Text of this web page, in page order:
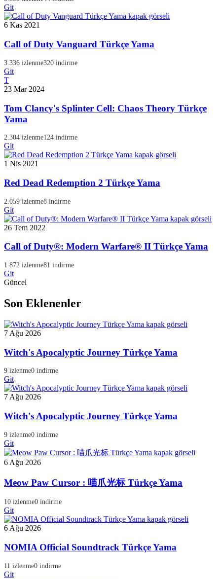
Git
6 Kas 2021
Call of Duty Vanguard Türkçe Yama
3.336 izlenme320 indirme
Git
T
23 Mar 2024
Tom Clancy's Splinter Cell: Chaos Theory Türkçe
Yama
2.304 izlenme124 indirme
Git
1 Nis 2021
Red Dead Redemption 2 Türkçe Yama
2.059 izlenme8 indirme
Git
26 Tem 2022
Call of Duty®: Modern Warfare® II Türkçe Yama
1.872 izlenme81 indirme
Git
Güncel
Son Eklenenler
7 Ağu 2026
Witch's Apocalyptic Journey Türkçe Yama
9 izlenme0 indirme
Git
7 Ağu 2026
Witch's Apocalyptic Journey Türkçe Yama
9 izlenme0 indirme
Git
6 Ağu 2026
Meow Paw Cursor : 喵爪光标 Türkçe Yama
10 izlenme0 indirme
Git
6 Ağu 2026
NOMIA Official Soundtrack Türkçe Yama
11 izlenme0 indirme
Git